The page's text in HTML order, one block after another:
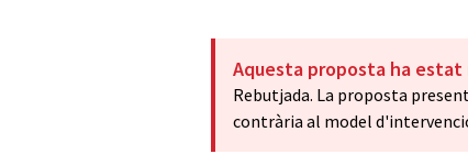
Aquesta proposta ha estat
Rebutjada. La proposta
contrària al model